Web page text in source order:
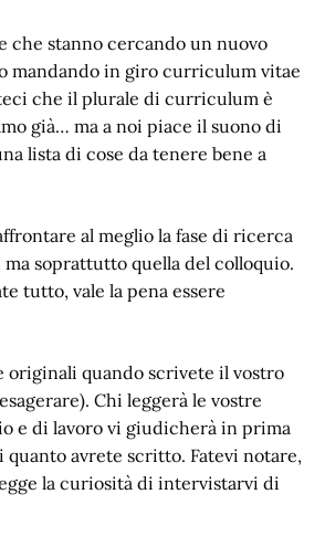
che stanno cercando un nuovo
mandando in giro curriculum vitae
che il plurale di curriculum è
già… ma a noi piace il suono di
lista di cose da tenere bene a
al meglio la fase di ricerca
soprattutto quella del colloquio.
tutto, vale la pena essere
originali quando scrivete il vostro
Chi leggerà le vostre
e di lavoro vi giudicherà in prima
quanto avrete scritto. Fatevi notare,
la curiosità di intervistarvi di